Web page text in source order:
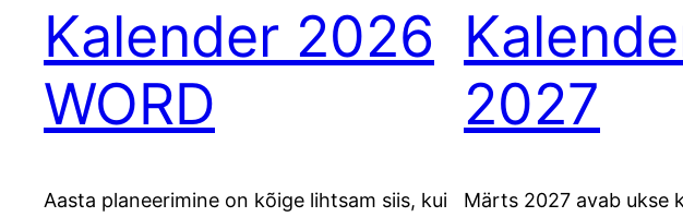
Kalender 2026
WORD
Aasta planeerimine on kõige lihtsam siis, kui
2027
Märts 2027 avab ukse